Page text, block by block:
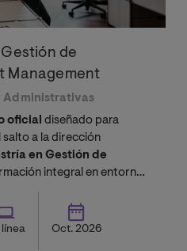
de
Management
Administrativas
oficial diseñado para
salto a la dirección
en Gestión de
integral en entornos
línea Oct. 2026